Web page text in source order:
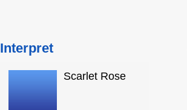
Interpret
Scarlet Rose